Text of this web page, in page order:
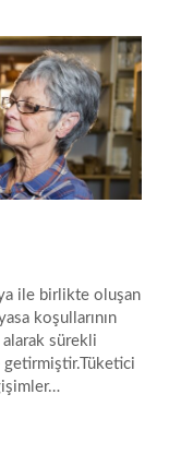
ile birlikte oluşan
koşullarının
sürekli
getirmiştir.Tüketici